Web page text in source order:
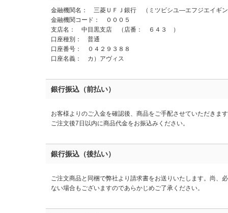
金融機関名： 三菱ＵＦＪ銀行 （ミツビシユ―エフジエイギ
金融機関コード： ０００５
支店名： 中目黒支店 （店番： ６４３ ）
口座種別： 普通
口座番号： ０４２９３８８
口座名義： カ）アヴィス
銀行振込（前払い）
お客様よりのご入金を確認後、商品をご手配させていただきま
ご注文後7日以内に商品代金をお振込みください。
銀行振込（後払い）
ご注文商品と同梱で弊社より請求書をお送りいたします。尚、
ない場合もございますのであらかじめご了承ください。